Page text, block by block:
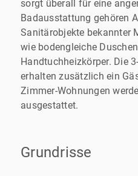
sorgt überall für eine
Badausstattung gehören
Sanitärobjekte bekannter
wie bodengleiche
Handtuchheizkörper. Die
erhalten zusätzlich ein
Zimmer-Wohnungen
ausgestattet.
Grundrisse